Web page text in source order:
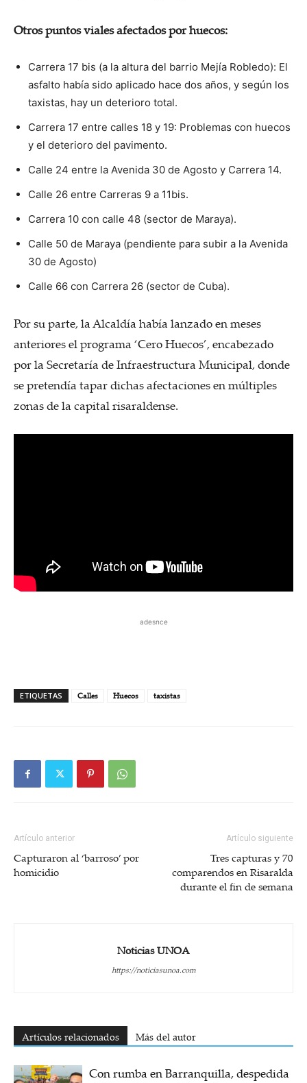
Otros puntos vialesafectados por huecos:
Carrera 17 bis (a la altura del barrio Mejía Robledo): El
asfalto había sido aplicado hace dos años, y según los
taxistas, hay un deterioro total.
Carrera 17 entre calles 18 y 19: Problemas con huecos
y el deterioro del pavimento.
Calle 24 entre la Avenida 30 de Agosto y Carrera 14.
Calle 26 entre Carreras 9 a 11bis.
Carrera 10 con calle 48 (sector de Maraya).
Calle 50 de Maraya (pendiente para subir a la Avenida
30 de Agosto)
Calle 66 con Carrera 26 (sector de Cuba).
Por su parte, la Alcaldía había lanzado en meses
anteriores el programa ‘Cero Huecos’, encabezado
por la Secretaría de Infraestructura Municipal, donde
se pretendía tapar dichas afectaciones en múltiples
zonas de la capital risaraldense.
adesnce
ETIQUETAS Calles Huecos taxistas
Artículo anterior
Capturaron al ‘barroso’ por
homicidio
Artículo siguiente
Tres capturas y 70
comparendos en Risaralda
durante el fin de semana
Noticias UNOA
https://noticiasunoa.com
Artículos relacionados Más del autor
Con rumba en Barranquilla, despedida